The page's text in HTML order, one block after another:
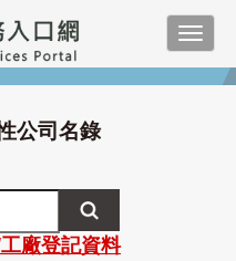
公司名錄
廠登記資料